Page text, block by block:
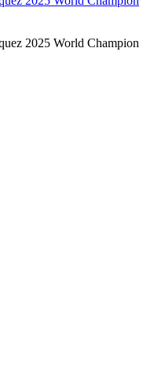
2025 World Champion